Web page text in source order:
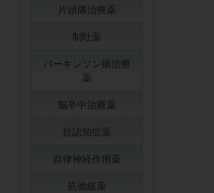
片頭痛治療薬
制吐薬
パーキンソン病治療
薬
脳卒中治療薬
抗認知症薬
自律神経作用薬
筋弛緩薬